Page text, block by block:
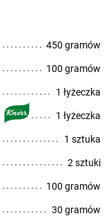
450 gramów
100 gramów
1 łyżeczka
1 łyżeczka
1 sztuka
2 sztuki
100 gramów
30 gramów